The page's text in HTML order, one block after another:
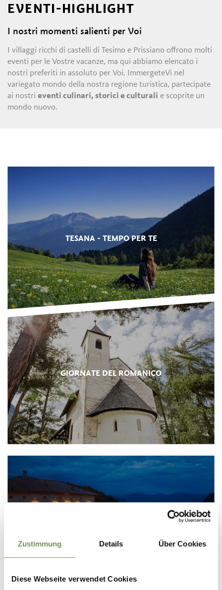
Zustimmung Details Über Cookies
Diese Webseite verwendet Cookies
EVENTI-HIGHLIGHT
I nostri momenti salienti per Voi
I villaggi ricchi di castelli di Tesimo e Prissiano offrono molti
eventi per le Vostre vacanze, ma qui abbiamo elencato i
nostri preferiti in assoluto per Voi. ImmergeteVi nel
variegato mondo della nostra regione turistica, partecipate
ai nostrieventi culinari, storici e culturali e scoprite un
mondo nuovo.
TESANA - TEMPO PER TE
GIORNATE DEL ROMANICO